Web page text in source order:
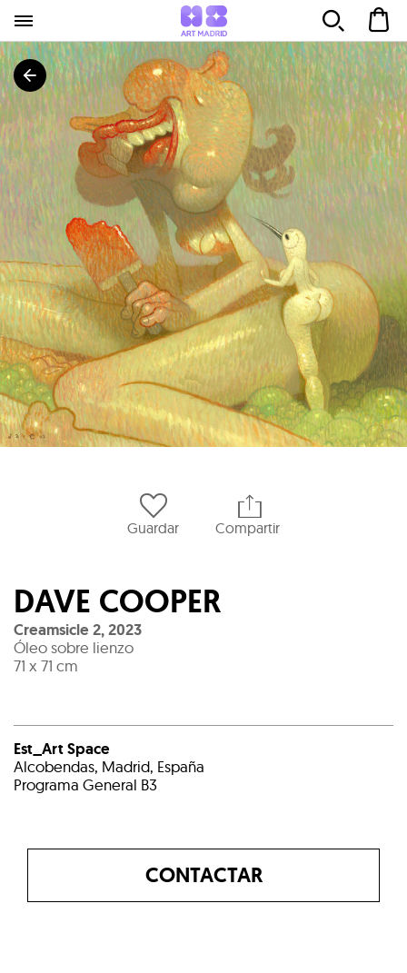
Guardar Compartir
DAVE COOPER
Creamsicle 2,2023
Óleo sobre lienzo
71 x 71 cm
Est_Art Space
Alcobendas, Madrid, España
Programa General B3
CONTACTAR